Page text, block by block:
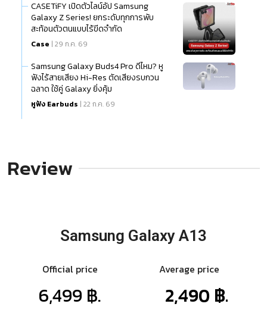
CASETiFY เปิดตัวไลน์อัป Samsung
Galaxy Z Series! ยกระดับทุกการพับ
สะท้อนตัวตนแบบไร้ขีดจำกัด
Case | 29 ก.ค. 69
Samsung Galaxy Buds4 Pro ดีไหม? หู
ฟังไร้สายเสียง Hi-Res ตัดเสียงรบกวน
ฉลาด ใช้คู่ Galaxy ยิ่งคุ้ม
หูฟัง Earbuds | 22 ก.ค. 69
Review
Samsung Galaxy A13
Official price
6,499 ฿.
Average price
2,490 ฿.